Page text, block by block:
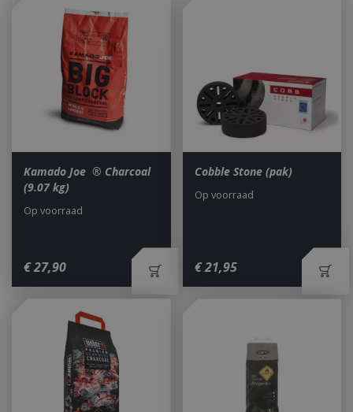
Kamado Joe ® Charcoal
(9.07 kg)
€27,90
Op voorraad
Cobble Stone (pak)
€21,95
Op voorraad